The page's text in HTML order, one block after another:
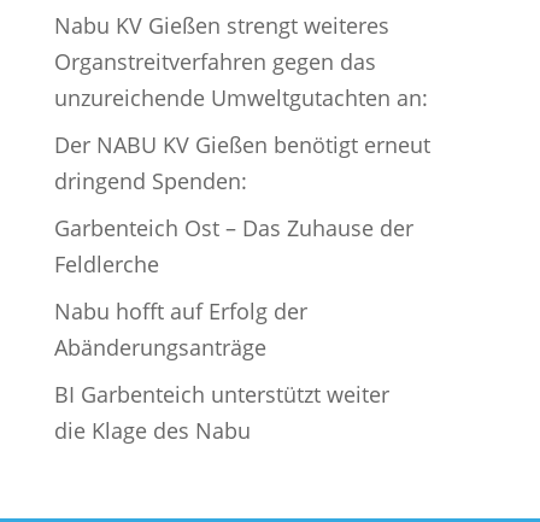
Nabu KV Gießen strengt weiteres
Organstreitverfahren gegen das
unzureichende Umweltgutachten an:
Der NABU KV Gießen benötigt erneut
dringend Spenden:
Garbenteich Ost – Das Zuhause der
Feldlerche
Nabu hofft auf Erfolg der
Abänderungsanträge
BI Garbenteich unterstützt weiter
die Klage des Nabu